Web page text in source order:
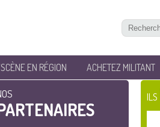
EN RÉGION ACHETEZ MILITANT
ILS